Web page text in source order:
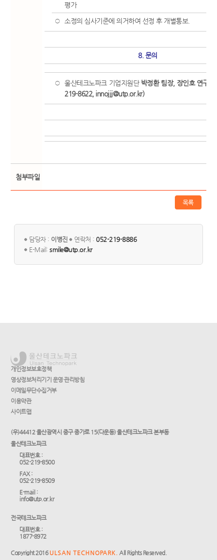
평가
○ 소정의 심사기준에 의거하여 선정 후 개별통보.
8. 문의
○ 울산테크노파크 기업지원단 박정환 팀장, 장인호 연구
219-8622, innojjj@utp.or.kr)
첨부파일
목록
담당자 : 이병진 연락처 :052-219-8886
E-Mail:smile@utp.or.kr
개인정보보호정책
영상정보처리기기 운영·관리방침
이메일무단수집거부
이용약관
사이트맵
(우)44412 울산광역시 중구 종가로 15(다운동) 울산테크노파크 본부동
울산테크노파크
대표번호 :
052-219-8500
FAX :
052-219-8509
E-mail :
info@utp.or.kr
전국테크노파크
대표번호 :
1877-8972
Copyright 2016 ULSAN TECHNOPARK. All Rights Reserved.